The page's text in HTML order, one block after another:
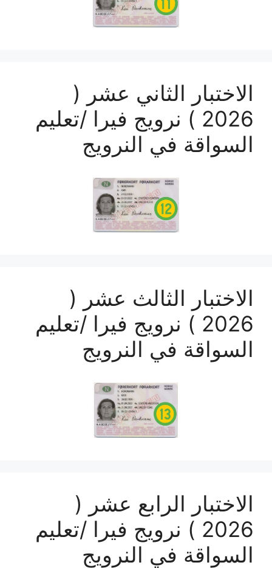
الاختبار الثاني عشر (
2026 ) نرويج فيرا /تعليم
السواقة في النرويج
الاختبار الثالث عشر (
2026 ) نرويج فيرا /تعليم
السواقة في النرويج
الاختبار الرابع عشر (
2026 ) نرويج فيرا /تعليم
السواقة في النرويج